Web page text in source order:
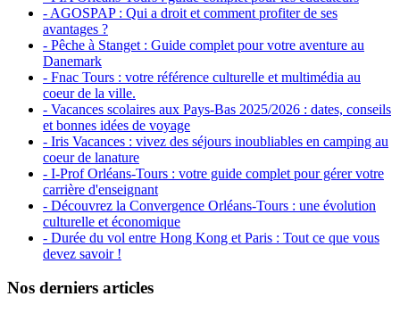
- AGOSPAP : Qui a droit et comment profiter de ses
avantages ?
- Pêche à Stanget : Guide complet pour votre aventure au
Danemark
- Fnac Tours : votre référence culturelle et multimédia au
coeur de la ville.
- Vacances scolaires aux Pays-Bas 2025/2026 : dates, conseils
et bonnes idées de voyage
- Iris Vacances : vivez des séjours inoubliables en camping au
coeur de lanature
- I-Prof Orléans-Tours : votre guide complet pour gérer votre
carrière d'enseignant
- Découvrez la Convergence Orléans-Tours : une évolution
culturelle et économique
- Durée du vol entre Hong Kong et Paris : Tout ce que vous
devez savoir !
Nos derniers articles